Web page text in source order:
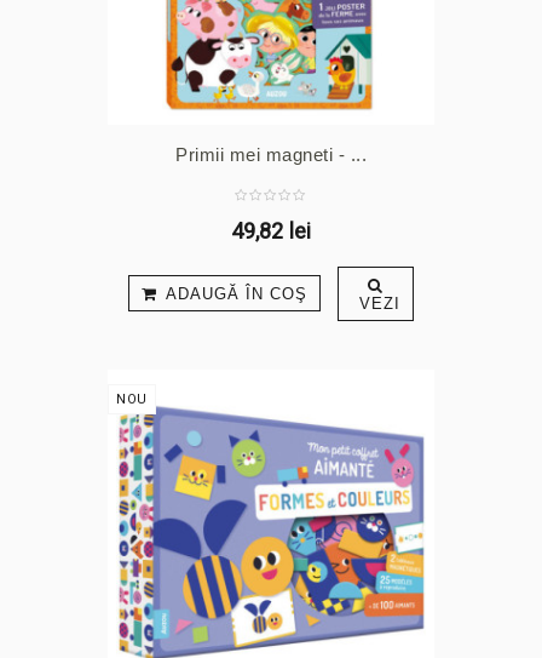
Primii mei magneti - ...
49,82 lei
ADAUGĂ ÎN COŞ VEZI
NOU